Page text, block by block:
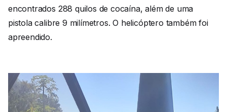
encontrados 288 quilos de cocaína, além de uma
pistola calibre 9 milímetros. O helicóptero também foi
apreendido.